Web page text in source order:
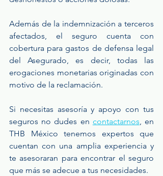
Además de la indemnización a terceros
afectados, el seguro cuenta con
cobertura para gastos de defensa legal
del Asegurado, es decir, todas las
erogaciones monetarias originadas con
motivo de la reclamación.
Si necesitas asesoría y apoyo con tus
seguros no dudes en contactarnos, en
THB México tenemos expertos que
cuentan con una amplia experiencia y
te asesoraran para encontrar el seguro
que más se adecue a tus necesidades.